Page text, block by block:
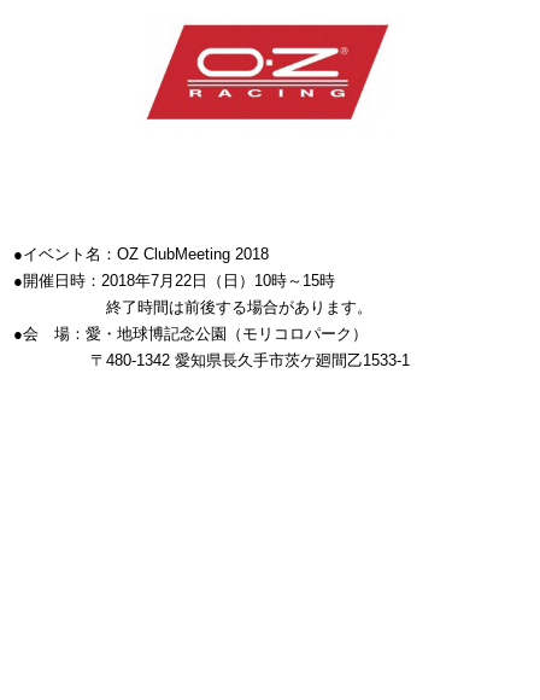
●イベント名：OZ ClubMeeting 2018
●開催日時：2018年7月22日（日）10時～15時
終了時間は前後する場合があります。
●会 場：愛・地球博記念公園（モリコロパーク）
〒480-1342 愛知県長久手市茨ケ廻間乙1533-1